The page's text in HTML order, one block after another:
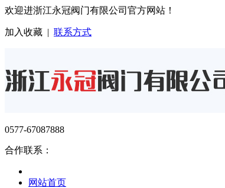
欢迎进浙江永冠阀门有限公司官方网站！
加入收藏 | 联系方式
0577-67087888
合作联系：
网站首页